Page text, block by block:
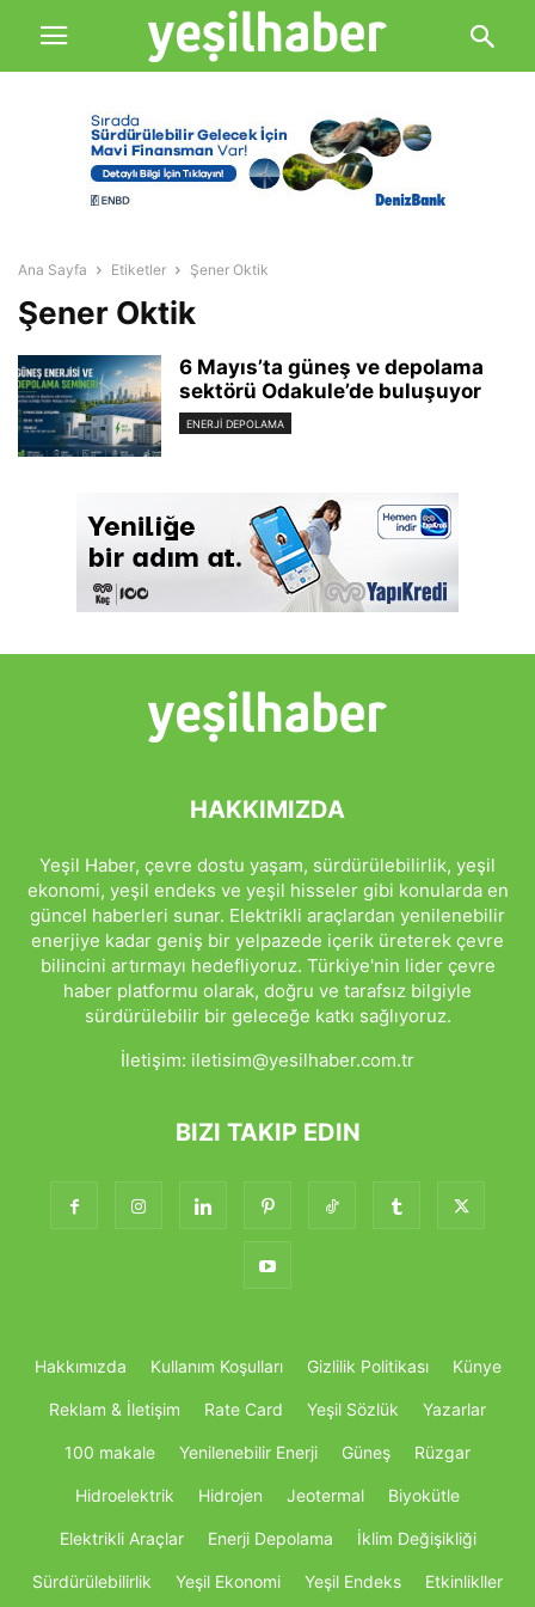
Ana Sayfa Etiketler Şener Oktik
Şener Oktik
6 Mayıs’ta güneş ve depolama
sektörü Odakule’de buluşuyor
ENERJI DEPOLAMA
HAKKIMIZDA
Yeşil Haber, çevre dostu yaşam, sürdürülebilirlik, yeşil
ekonomi, yeşil endeks ve yeşil hisseler gibi konularda en
güncel haberleri sunar. Elektrikli araçlardan yenilenebilir
enerjiye kadar geniş bir yelpazede içerik üreterek çevre
bilincini artırmayı hedefliyoruz. Türkiye'nin lider çevre
haber platformu olarak, doğru ve tarafsız bilgiyle
sürdürülebilir bir geleceğe katkı sağlıyoruz.
İletişim: iletisim@yesilhaber.com.tr
BIZI TAKIP EDIN
Hakkımızda Kullanım Koşulları Gizlilik Politikası Künye
Reklam & İletişim Rate Card Yeşil Sözlük Yazarlar
100 makale Yenilenebilir Enerji Güneş Rüzgar
Hidroelektrik Hidrojen Jeotermal Biyokütle
Elektrikli Araçlar Enerji Depolama İklim Değişikliği
Sürdürülebilirlik Yeşil Ekonomi Yeşil Endeks Etkinlikller